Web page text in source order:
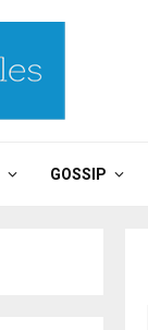
GOSSIP